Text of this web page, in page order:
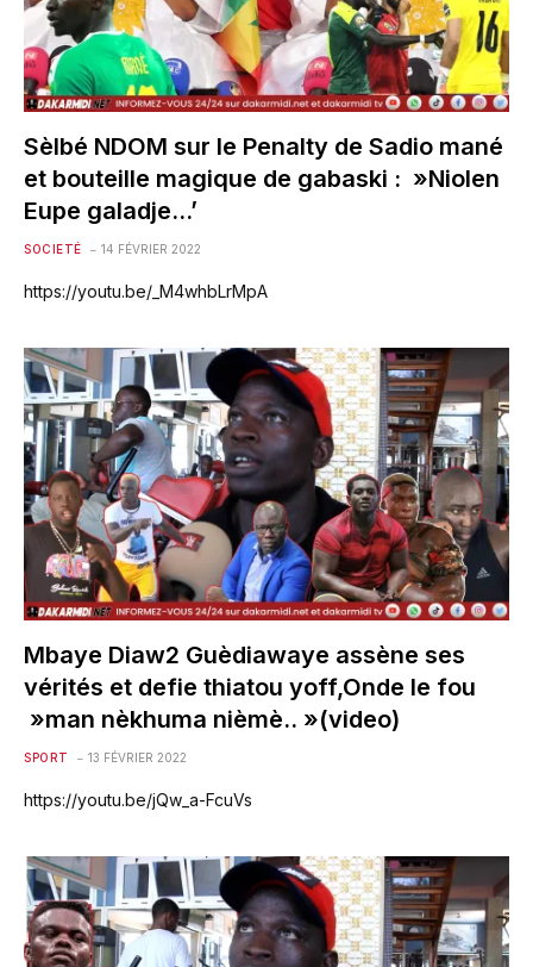
Sèlbé NDOM sur le Penalty de Sadio mané
et bouteille magique de gabaski : »Niolen
Eupe galadje…’
SOCIETÉ 14 FÉVRIER 2022
https://youtu.be/_M4whbLrMpA
Mbaye Diaw2 Guèdiawaye assène ses
vérités et defie thiatou yoff,Onde le fou
»man nèkhuma nièmè.. »(video)
SPORT 13 FÉVRIER 2022
https://youtu.be/jQw_a-FcuVs